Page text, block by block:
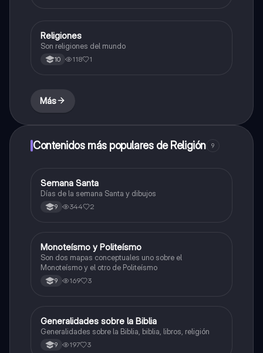
Sociales/Historia
Religiones
Son religiones del mundo
10 118 1
Más
Contenidos más populares de Religión 9
Religión
Semana Santa
Días de la semana Santa y dibujos
9 344 2
Sociales/Historia
Monoteísmo y Politeísmo
Son dos mapas conceptuales uno sobre el
Monoteísmo y el otro de Politeísmo
9 169 3
Religión
Generalidades sobre la Biblia
Generalidades sobre la Biblia, biblia, libros, religión
9 197 3